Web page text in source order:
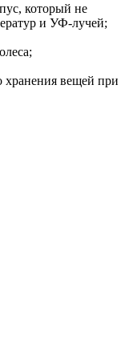
который не
и УФ-лучей;
хранения вещей при